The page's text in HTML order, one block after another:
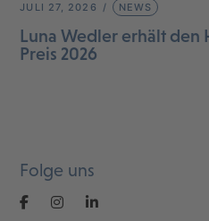
JULI 27, 2026 NEWS
Luna Wedler erhält den
Preis 2026
Folge uns